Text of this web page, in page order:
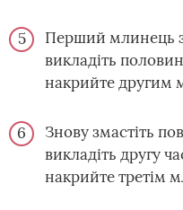
Перший млинець
викладіть
накрийте другим
Знову змастіть
викладіть другу
накрийте третім